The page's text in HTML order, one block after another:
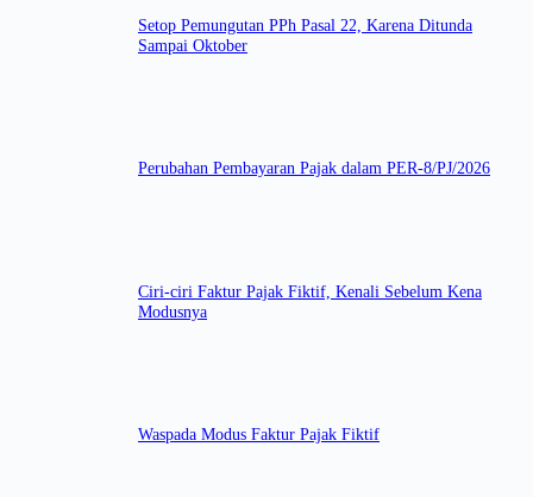
Setop Pemungutan PPh Pasal 22, Karena Ditunda
Sampai Oktober
Perubahan Pembayaran Pajak dalam PER-8/PJ/2026
Ciri-ciri Faktur Pajak Fiktif, Kenali Sebelum Kena
Modusnya
Waspada Modus Faktur Pajak Fiktif